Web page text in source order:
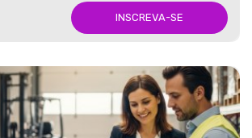
INSCREVA-SE